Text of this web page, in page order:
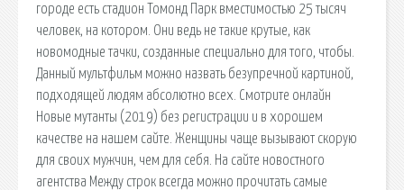
городе есть стадион Томонд Парк вместимостью 25 тысяч
человек, на котором. Они ведь не такие крутые, как
новомодные тачки, созданные специально для того, чтобы.
Данный мультфильм можно назвать безупречной картиной,
подходящей людям абсолютно всех. Смотрите онлайн
Новые мутанты (2019) без регистрации и в хорошем
качестве на нашем сайте. Женщины чаще вызывают скорую
для своих мужчин, чем для себя. На сайте новостного
агентства Между строк всегда можно прочитать самые